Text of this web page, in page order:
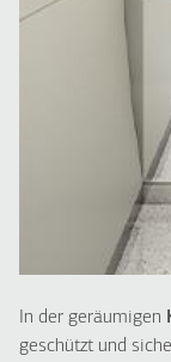
Lastenaufzüge
In der geräumigen
geschützt und